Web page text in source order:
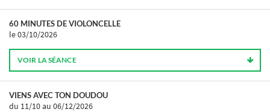
60 MINUTES DE VIOLONCELLE
le 03/10/2026
VOIR LA SÉANCE
VIENS AVEC TON DOUDOU
du 11/10au 06/12/2026